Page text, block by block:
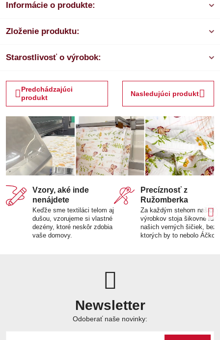
Informácie o produkte:
Zloženie produktu:
Starostlivosť o výrobok:
Predchádzajúci
produkt
Nasledujúci produkt
Vzory, aké inde
nenájdete
Keďže sme textiláci telom aj
dušou, vzorujeme si vlastné
dezény, ktoré neskôr zdobia
vaše domovy.
Precíznosť z
Ružomberka
Za každým stehom našich
výrobkov stoja šikovné ruky
našich verných šičiek, bez
ktorých by to nebolo Áčko.
Newsletter
Odoberať naše novinky: